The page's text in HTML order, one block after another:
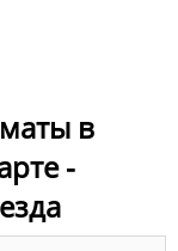
в
-